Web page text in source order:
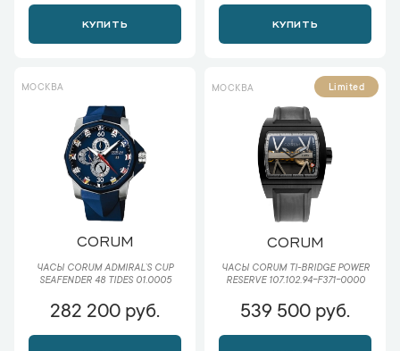
КУПИТЬ КУПИТЬ
МОСКВА
CORUM
ЧАСЫ CORUM ADMIRAL`S CUP
SEAFENDER 48 TIDES 01.0005
282 200 руб.
МОСКВА Limited
CORUM
ЧАСЫ CORUM TI-BRIDGE POWER
RESERVE 107.102.94-F371-0000
539 500 руб.